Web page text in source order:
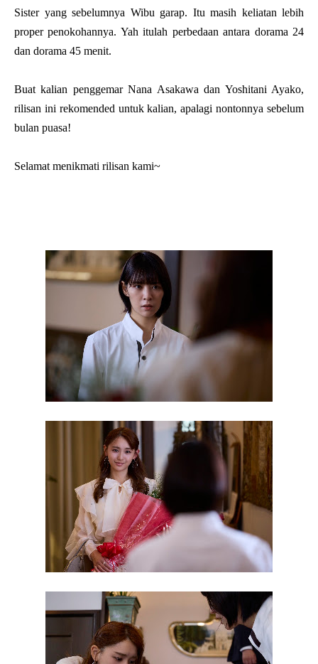
Sister yang sebelumnya Wibu garap. Itu masih keliatan lebih
proper penokohannya. Yah itulah perbedaan antara dorama 24
dan dorama 45 menit.
Buat kalian penggemar Nana Asakawa dan Yoshitani Ayako,
rilisan ini rekomended untuk kalian, apalagi nontonnya sebelum
bulan puasa!
Selamat menikmati rilisan kami~